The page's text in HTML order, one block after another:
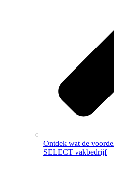
Ontdek wat de
SELECT vakbedrijf